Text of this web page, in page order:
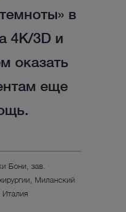
в
4K/3D и
оказать
еще
Бони, зав.
Миланский
Италия